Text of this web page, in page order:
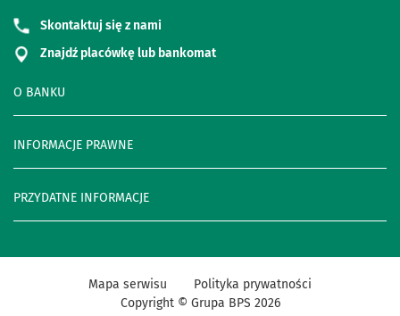
O BANKU
INFORMACJE PRAWNE
PRZYDATNE INFORMACJE
Skontaktuj się z nami
Znajdź placówkę lub bankomat
Mapa serwisu
Polityka prywatności
Copyright © Grupa BPS 2026